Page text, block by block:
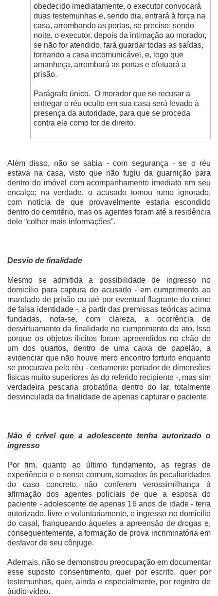
obedecido imediatamente, o executor convocará
duas testemunhas e, sendo dia, entrará à força na
casa, arrombando as portas, se preciso; sendo
noite, o executor, depois da intimação ao morador,
se não for atendido, fará guardar todas as saídas,
tornando a casa incomunicável, e, logo que
amanheça, arrombará as portas e efetuará a
prisão.
Parágrafo único. O morador que se recusar a
entregar o réu oculto em sua casa será levado à
presença da autoridade, para que se proceda
contra ele como for de direito.
Além disso, não se sabia - com segurança - se o réu
estava na casa, visto que não fugiu da guarnição para
dentro do imóvel com acompanhamento imediato em seu
encalço; na verdade, o acusado tomou rumo ignorado,
com notícia de que provavelmente estaria escondido
dentro do cemitério, mas os agentes foram até a residência
dele “colher mais informações”.
Desvio de finalidade
Mesmo se admitida a possibilidade de ingresso no
domicílio para captura do acusado - em cumprimento ao
mandado de prisão ou até por eventual flagrante do crime
de falsa identidade -, a partir das premissas teóricas acima
fundadas, nota-se, com clareza, a ocorrência de
desvirtuamento da finalidade no cumprimento do ato. Isso
porque os objetos ilícitos foram apreendidos no chão de
um dos quartos, dentro de uma caixa de papelão, a
evidenciar que não houve mero encontro fortuito enquanto
se procurava pelo réu - certamente portador de dimensões
físicas muito superiores às do referido recipiente -, mas sim
verdadeira pescaria probatória dentro do lar, totalmente
desvinculada da finalidade de apenas capturar o paciente.
Não é crível que a adolescente tenha autorizado o
ingresso
Por fim, quanto ao último fundamento, as regras de
experiência e o senso comum, somados às peculiaridades
do caso concreto, não conferem verossimilhança à
afirmação dos agentes policiais de que a esposa do
paciente - adolescente de apenas 16 anos de idade - teria
autorizado, livre e voluntariamente, o ingresso no domicílio
do casal, franqueando àqueles a apreensão de drogas e,
consequentemente, a formação de prova incriminatória em
desfavor de seu cônjuge.
Ademais, não se demonstrou preocupação em documentar
esse suposto consentimento, quer por escrito, quer por
testemunhas, quer, ainda e especialmente, por registro de
áudio-vídeo.